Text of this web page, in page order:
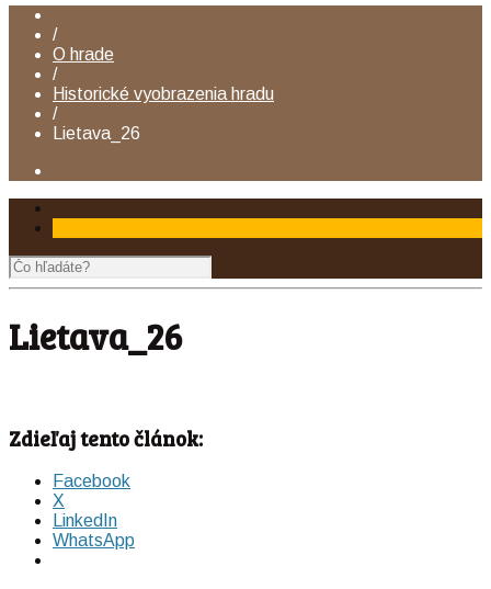
/
O hrade
/
Historické vyobrazenia hradu
/
Lietava_26
Lietava_26
Zdieľaj tento článok:
Facebook
X
LinkedIn
WhatsApp